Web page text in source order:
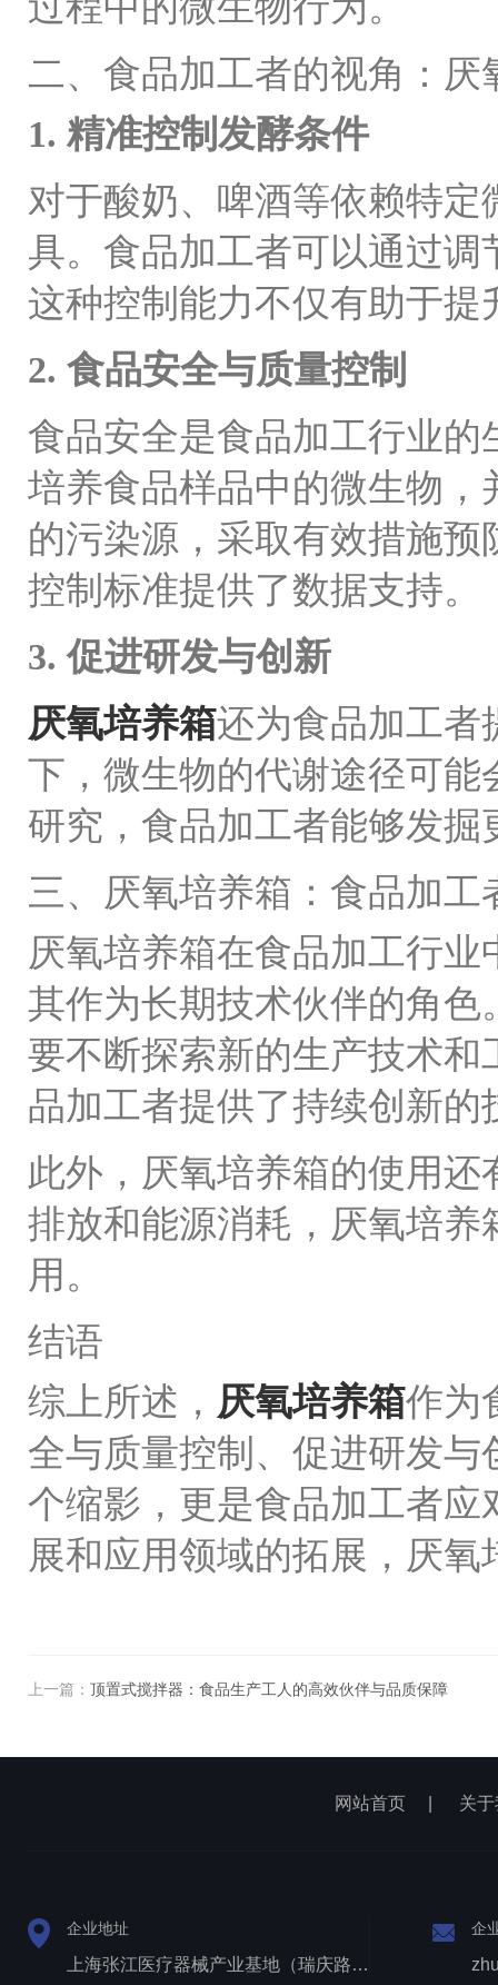
二、食品加工者的视角：厌
1. 精准控制发酵条件
对于酸奶、啤酒等依赖特
具。食品加工者可以通过
这种控制能力不仅有助于
2. 食品安全与质量控制
食品安全是食品加工行业
培养食品样品中的微生物
的污染源，采取有效措施
控制标准提供了数据支持。
3. 促进研发与创新
厌氧培养箱还为食品加工者
下，微生物的代谢途径可
研究，食品加工者能够发
三、厌氧培养箱：食品加工
厌氧培养箱在食品加工行
其作为长期技术伙伴的角
要不断探索新的生产技术
品加工者提供了持续创新的
此外，厌氧培养箱的使用
排放和能源消耗，厌氧培
用。
结语
综上所述， 厌氧培养箱作为
全与质量控制、促进研发
个缩影，更是食品加工者
展和应用领域的拓展，厌
上一篇： 顶置式搅拌器：食品生产工人的高效伙伴与品质保障
网站首页 关
企业地址
上海张江医疗器械产业基地（瑞庆路528号）
企